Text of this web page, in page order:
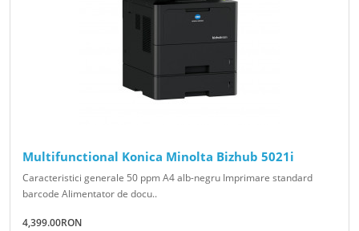
Multifunctional Konica Minolta Bizhub 5021i
Caracteristici generale 50 ppm A4 alb-negru Imprimare standard
barcode Alimentator de docu..
4,399.00RON